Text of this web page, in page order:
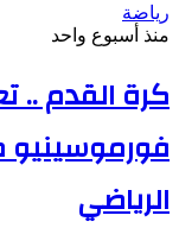
رياضة
منذ أسبوع واحد
كرة القدم ..
فورموسينيو
الرياضي